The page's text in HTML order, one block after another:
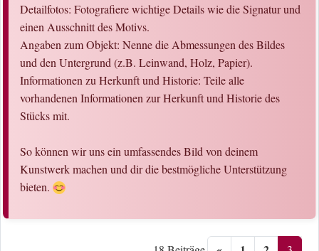
Detailfotos: Fotografiere wichtige Details wie die Signatur und
einen Ausschnitt des Motivs.
Angaben zum Objekt: Nenne die Abmessungen des Bildes
und den Untergrund (z.B. Leinwand, Holz, Papier).
Informationen zu Herkunft und Historie: Teile alle
vorhandenen Informationen zur Herkunft und Historie des
Stücks mit.
So können wir uns ein umfassendes Bild von deinem
Kunstwerk machen und dir die bestmögliche Unterstützung
bieten.